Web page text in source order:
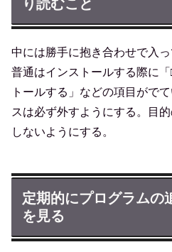
り読むこと
中には勝手に抱き合わせで入
普通はインストールする際に
トールする」などの項目がで
スは必ず外すようにする。目
しないようにする。
定期的にプログラムの
を見る